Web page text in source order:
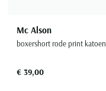
Mc Alson
boxershort rode print katoen
€ 39,00